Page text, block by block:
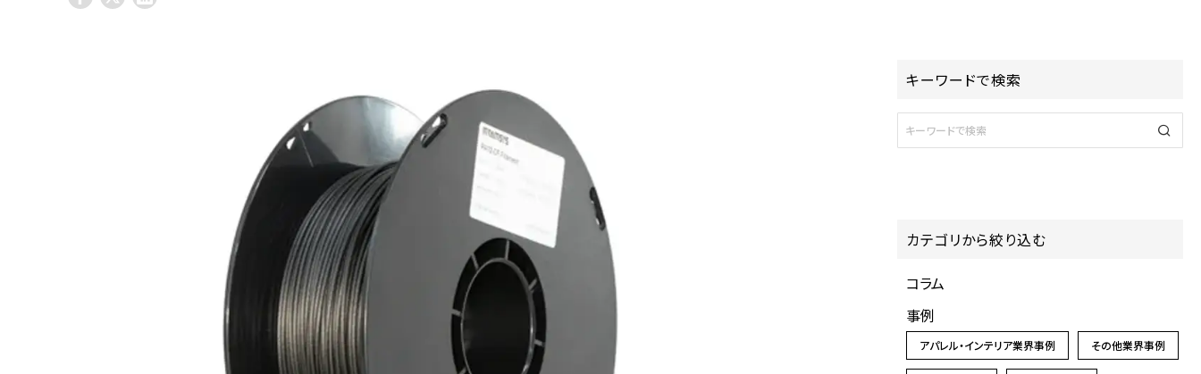
キーワードで検索
カテゴリから絞り込む
コラム
事例
アパレル・インテリア業界事例 その他業界事例